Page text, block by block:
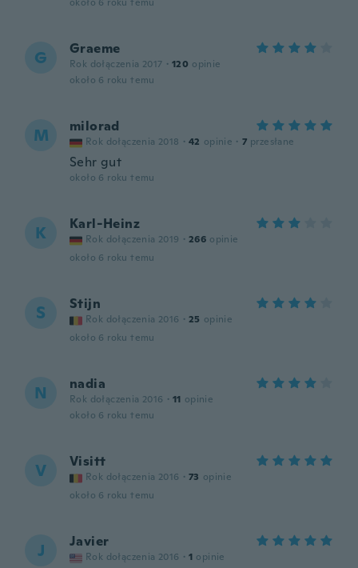
G Graeme
Rok dołączenia 2017 · 120 opinie
około 6 roku temu
M milorad
Rok dołączenia 2018 · 42 opinie · 7 przesłane
Sehr gut
około 6 roku temu
K Karl-Heinz
Rok dołączenia 2019 · 266 opinie
około 6 roku temu
S Stijn
Rok dołączenia 2016 · 25 opinie
około 6 roku temu
N nadia
Rok dołączenia 2016 · 11 opinie
około 6 roku temu
V Visitt
Rok dołączenia 2016 · 73 opinie
około 6 roku temu
J Javier
Rok dołączenia 2016 · 1 opinie